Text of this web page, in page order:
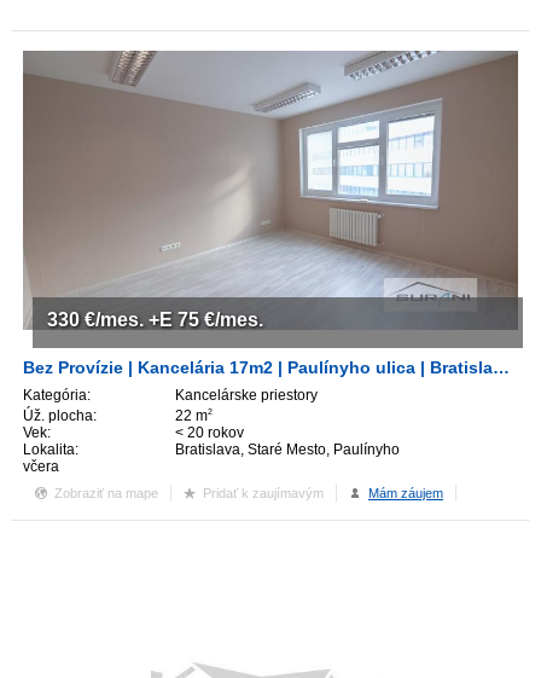
Bez Provízie | Kancelária 17m2 | Paulínyho ulica | Bratislava - Staré Mesto
Kategória:
Kancelárske priestory
Úž. plocha:
22 m2
Vek:
< 20 rokov
Lokalita:
Bratislava, Staré Mesto, Paulínyho
včera
330 €/mes. +E 75€/mes.
Zobraziť na mape Pridať k zaujímavým Mám záujem